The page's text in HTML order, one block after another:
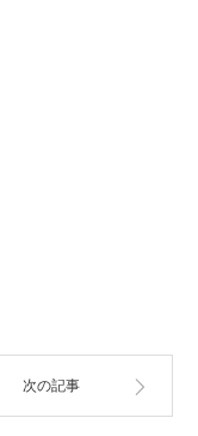
次の記事